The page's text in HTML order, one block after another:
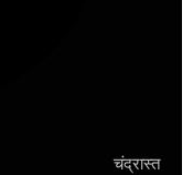
चंद्रास्त